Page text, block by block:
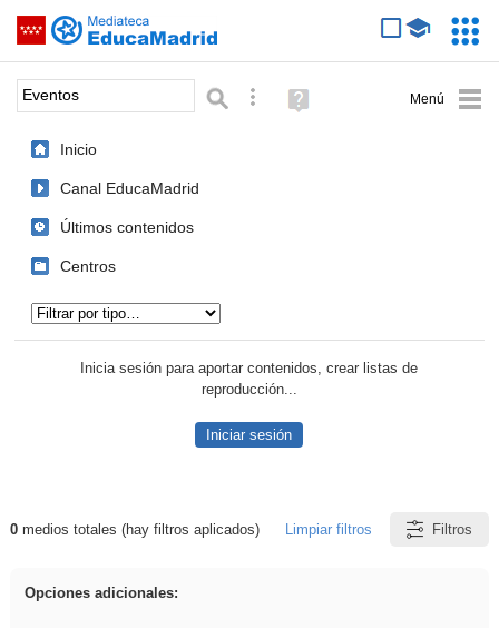
Saltar navegación
Palabra o frase: Búsqueda avanzada
Ayuda
(en
Inicio
Canal EducaMadrid
Últimos contenidos
Centros
Inicia sesión para aportar contenidos, crear listas de
reproducción...
Iniciar sesión
Resultados de: Eventos
0medios totales (hay filtros aplicados) Limpiar filtros Filtros
Opciones adicionales: